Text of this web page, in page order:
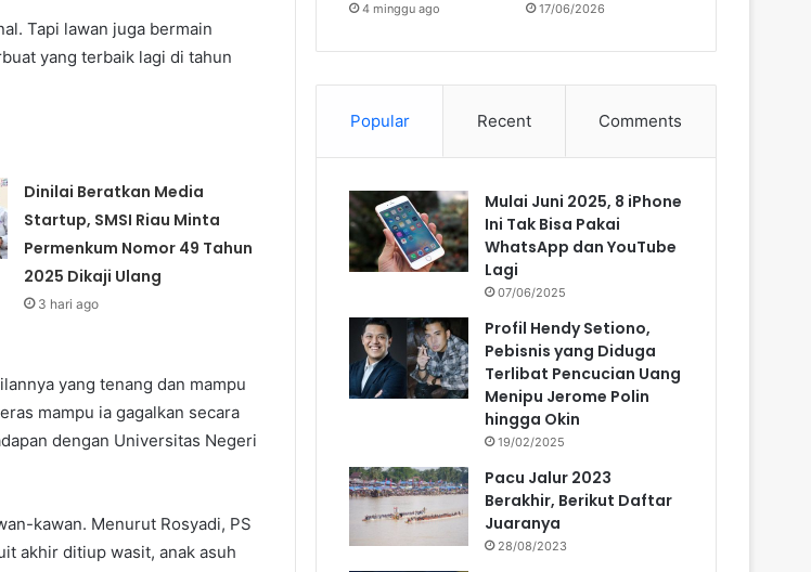
Tapi lawan juga bermain
yang terbaik lagi di tahun
Dinilai Beratkan Media
Startup, SMSI Riau Minta
Permenkum Nomor 49 Tahun
2025 Dikaji Ulang
3 hari ago
yang tenang dan mampu
mampu ia gagalkan secara
dengan Universitas Negeri
kawan. Menurut Rosyadi, PS
akhir ditiup wasit, anak asuh
4 minggu ago 17/06/2026
Popular Recent Comments
Mulai Juni 2025, 8 iPhone
Ini Tak Bisa Pakai
WhatsApp dan YouTube
Lagi
07/06/2025
Profil Hendy Setiono,
Pebisnis yang Diduga
Terlibat Pencucian Uang
Menipu Jerome Polin
hingga Okin
19/02/2025
Pacu Jalur 2023
Berakhir, Berikut Daftar
Juaranya
28/08/2023